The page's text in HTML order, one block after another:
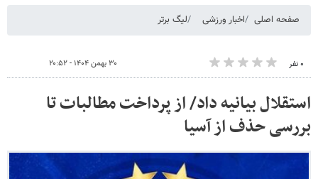
صفحه اصلی اخبار ورزشی لیگ برتر
۰ نفر ۳۰ بهمن ۱۴۰۴ - ۲۰:۵۲
استقلال بیانیه داد/‌ از پرداخت مطالبات تا
بررسی حذف از آسیا